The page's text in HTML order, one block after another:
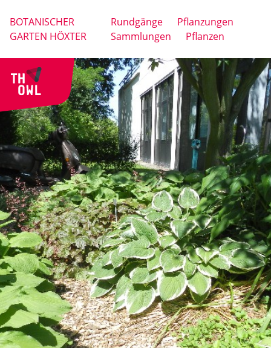
BOTANISCHER
GARTEN HÖXTER
Rundgänge
Pflanzungen
Sammlungen
Pflanzen